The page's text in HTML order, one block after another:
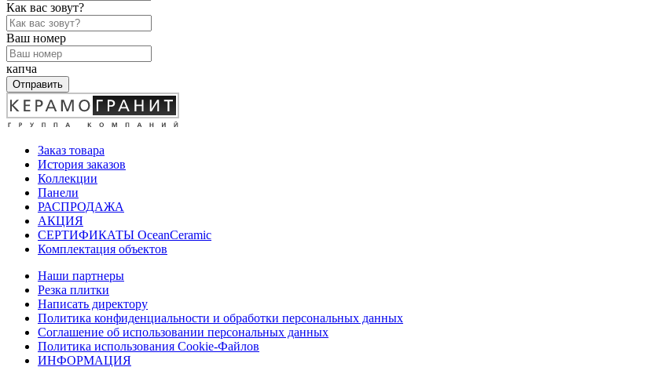
Как вас зовут?
Ваш номер
капча
Отправить
Заказ товара
История заказов
Коллекции
Панели
РАСПРОДАЖА
АКЦИЯ
СЕРТИФИКАТЫ OceanCeramic
Комплектация объектов
Наши партнеры
Резка плитки
Написать директору
Политика конфиденциальности и обработки персональных данных
Соглашение об использовании персональных данных
Политика использования Cookie-Файлов
ИНФОРМАЦИЯ